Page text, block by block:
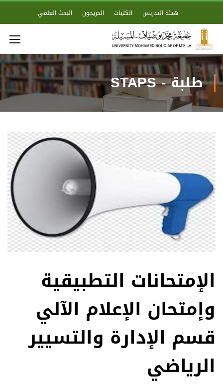
هيئة التدريس الكليات الخريجون البحث العلمي
طلبة - STAPS
الإمتحانات التطبيقية
وإمتحان الإعلام الآلي
قسم الإدارة والتسيير
الرياضي